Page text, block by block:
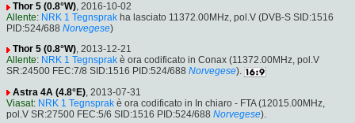
Thor 5 (0.8°W), 2016-10-02
Allente: NRK 1 Tegnsprak ha lasciato 11372.00MHz, pol.V (DVB-S SID:1516
PID:524/688 Norvegese)
Thor 5 (0.8°W), 2013-12-21
Allente: NRK 1 Tegnsprak è ora codificato in Conax (11372.00MHz, pol.V
SR:24500 FEC:7/8 SID:1516 PID:524/688 Norvegese).
Astra 4A (4.8°E) , 2013-07-31
Viasat: NRK 1 Tegnsprak è ora codificato in In chiaro - FTA (12015.00MHz,
pol.V SR:27500 FEC:5/6 SID:1516 PID:524/688 Norvegese).